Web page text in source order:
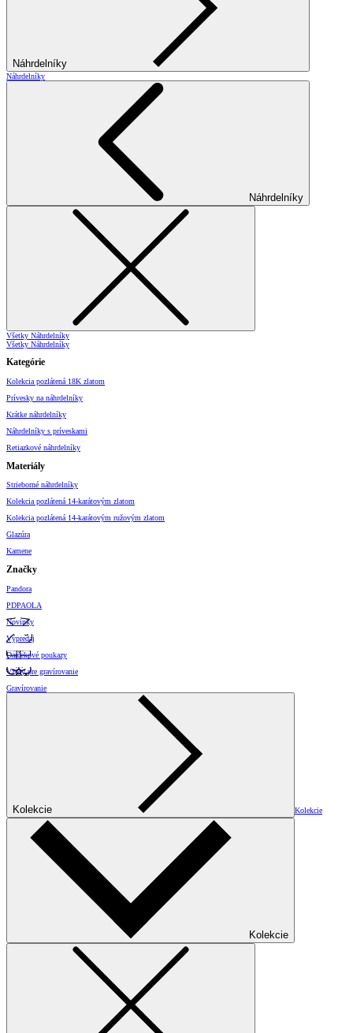
Náhrdelníky
Náhrdelníky
Náhrdelníky
Všetky Náhrdelníky
Všetky Náhrdelníky
Kategórie
Kolekcia pozlátená 18K zlatom
Prívesky na náhrdelníky
Krátke náhrdelníky
Náhrdelníky s príveskami
Retiazkové náhrdelníky
Materiály
Strieborné náhrdelníky
Kolekcia pozlátená 14-karátovým zlatom
Kolekcia pozlátená 14-karátovým ružovým zlatom
Glazúra
Kamene
Značky
Pandora
PDPAOLA
Novinky
Výpredaj
Darčekové poukazy
Vzory pre gravírovanie
Gravírovanie
Kolekcie Kolekcie
Kolekcie